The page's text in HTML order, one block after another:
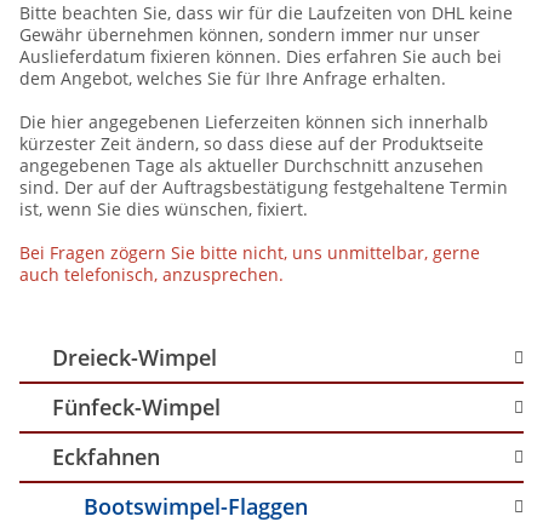
Bitte beachten Sie, dass wir für die Laufzeiten von DHL keine
Gewähr übernehmen können, sondern immer nur unser
Auslieferdatum fixieren können. Dies erfahren Sie auch bei
dem Angebot, welches Sie für Ihre Anfrage erhalten.
Die hier angegebenen Lieferzeiten können sich innerhalb
kürzester Zeit ändern, so dass diese auf der Produktseite
angegebenen Tage als aktueller Durchschnitt anzusehen
sind. Der auf der Auftragsbestätigung festgehaltene Termin
ist, wenn Sie dies wünschen, fixiert.
Bei Fragen zögern Sie bitte nicht, uns unmittelbar, gerne
auch telefonisch, anzusprechen.
Dreieck-Wimpel
Fünfeck-Wimpel
Eckfahnen
Bootswimpel-Flaggen